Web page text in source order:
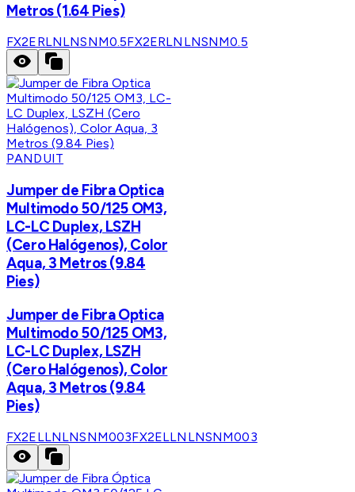
Metros (1.64 Pies)
FX2ERLNLNSNM0.5FX2ERLNLNSNM0.5
PANDUIT
Jumper de Fibra Optica
Multimodo 50/125 OM3,
LC-LC Duplex, LSZH
(Cero Halógenos), Color
Aqua, 3 Metros (9.84
Pies)
Jumper de Fibra Optica
Multimodo 50/125 OM3,
LC-LC Duplex, LSZH
(Cero Halógenos), Color
Aqua, 3 Metros (9.84
Pies)
FX2ELLNLNSNM003FX2ELLNLNSNM003